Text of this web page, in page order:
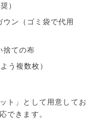
）
ン（ゴミ袋で代用
捨ての布
う複数枚）
ト」として用意してお
できます。